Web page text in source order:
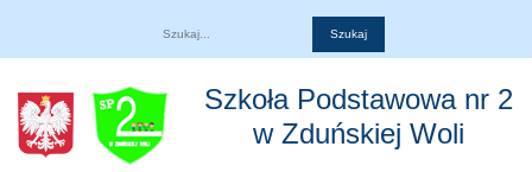
Szkoła Podstawowa nr 2
w Zduńskiej Woli